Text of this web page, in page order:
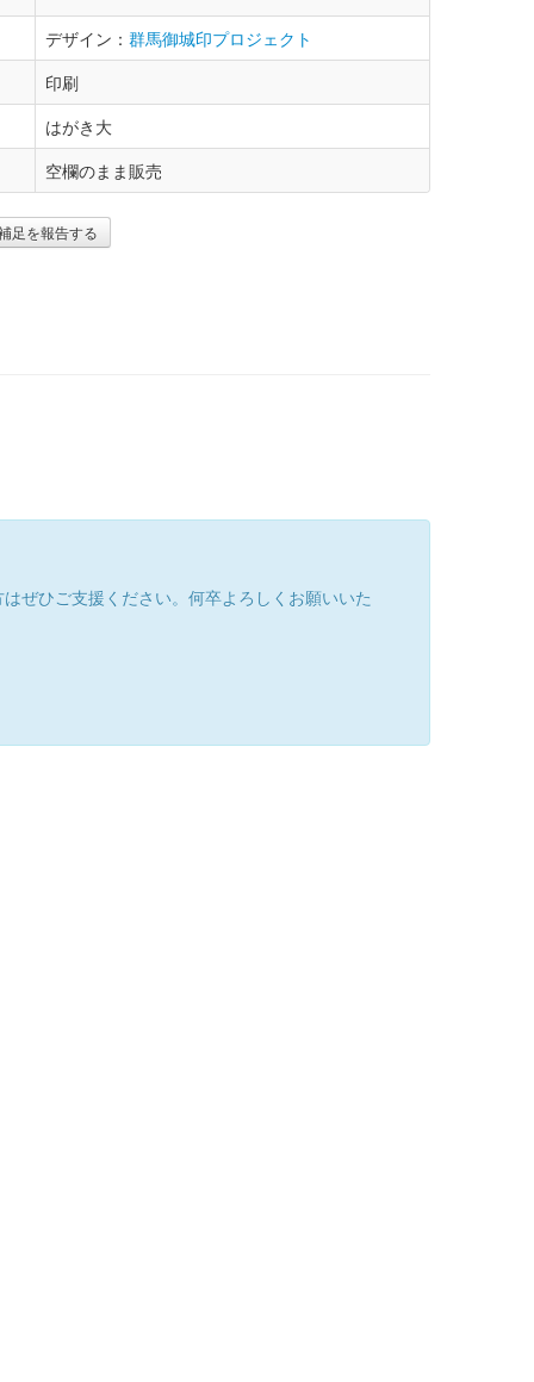
デザイン： 群馬御城印プロジェクト
印刷
はがき大
空欄のまま販売
足を報告する
ぜひご支援ください。何卒よろしくお願いいた